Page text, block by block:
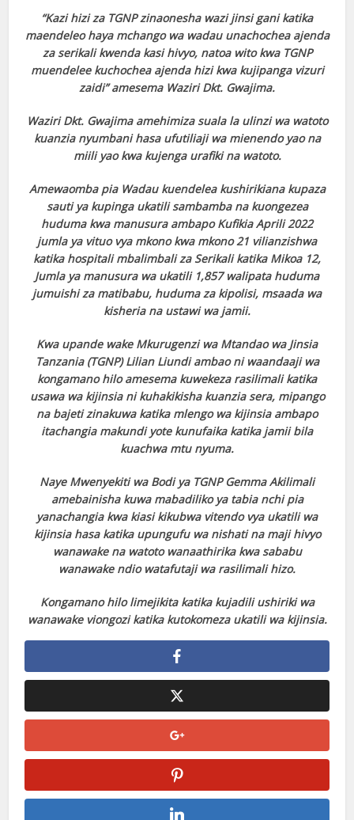
“Kazi hizi za TGNP zinaonesha wazi jinsi gani katika
maendeleo haya mchango wa wadau unachochea ajenda
za serikali kwenda kasi hivyo, natoa wito kwa TGNP
muendelee kuchochea ajenda hizi kwa kujipanga vizuri
zaidi” amesema Waziri Dkt. Gwajima.
Waziri Dkt. Gwajima amehimiza suala la ulinzi wa watoto
kuanzia nyumbani hasa ufutiliaji wa mienendo yao na
miili yao kwa kujenga urafiki na watoto.
Amewaomba pia Wadau kuendelea kushirikiana kupaza
sauti ya kupinga ukatili sambamba na kuongezea
huduma kwa manusura ambapo Kufikia Aprili 2022
jumla ya vituo vya mkono kwa mkono 21 vilianzishwa
katika hospitali mbalimbali za Serikali katika Mikoa 12,
Jumla ya manusura wa ukatili 1,857 walipata huduma
jumuishi za matibabu, huduma za kipolisi, msaada wa
kisheria na ustawi wa jamii.
Kwa upande wake Mkurugenzi wa Mtandao wa Jinsia
Tanzania (TGNP) Lilian Liundi ambao ni waandaaji wa
kongamano hilo amesema kuwekeza rasilimali katika
usawa wa kijinsia ni kuhakikisha kuanzia sera, mipango
na bajeti zinakuwa katika mlengo wa kijinsia ambapo
itachangia makundi yote kunufaika katika jamii bila
kuachwa mtu nyuma.
Naye Mwenyekiti wa Bodi ya TGNP Gemma Akilimali
amebainisha kuwa mabadiliko ya tabia nchi pia
yanachangia kwa kiasi kikubwa vitendo vya ukatili wa
kijinsia hasa katika upungufu wa nishati na maji hivyo
wanawake na watoto wanaathirika kwa sababu
wanawake ndio watafutaji wa rasilimali hizo.
Kongamano hilo limejikita katika kujadili ushiriki wa
wanawake viongozi katika kutokomeza ukatili wa kijinsia.